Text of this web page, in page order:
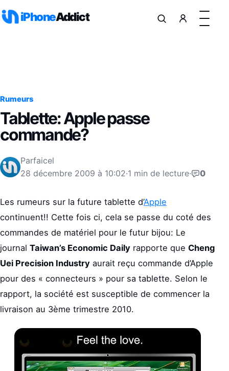
iPhoneAddict
Rumeurs
Tablette: Apple passe
commande?
Parfaicel
28 décembre 2009 à 10:02·1 min de lecture· 0
Les rumeurs sur la future tablette d’Apple
continuent!! Cette fois ci, cela se passe du coté des
commandes de matériel pour le futur bijou: Le
journal Taiwan’s Economic Daily rapporte que Cheng
Uei Precision Industry aurait reçu commande d’Apple
pour des « connecteurs » pour sa tablette. Selon le
rapport, la société est susceptible de commencer la
livraison au 3ème trimestre 2010.